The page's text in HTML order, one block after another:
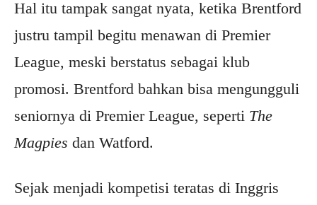
Hal itu tampak sangat nyata, ketika Brentford
justru tampil begitu menawan di Premier
League, meski berstatus sebagai klub
promosi. Brentford bahkan bisa mengungguli
seniornya di Premier League, seperti The
Magpies dan Watford.
Sejak menjadi kompetisi teratas di Inggris